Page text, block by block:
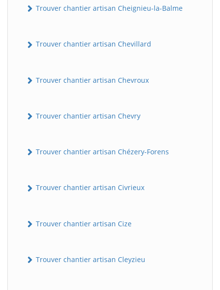
Trouver chantier artisan Cheignieu-la-Balme
Trouver chantier artisan Chevillard
Trouver chantier artisan Chevroux
Trouver chantier artisan Chevry
Trouver chantier artisan Chézery-Forens
Trouver chantier artisan Civrieux
Trouver chantier artisan Cize
Trouver chantier artisan Cleyzieu